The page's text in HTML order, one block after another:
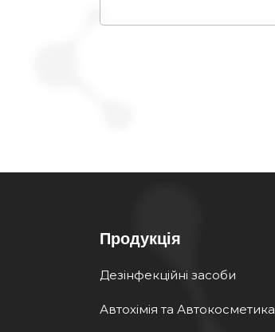
Продукція
Дезінфекційні засоби
Автохімія та Автокосметика